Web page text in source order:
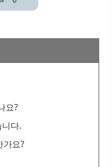
능한가요?
요?
다.
가요?